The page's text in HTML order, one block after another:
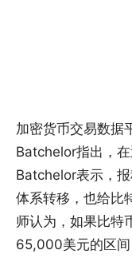
加密货币交易数据
Batchelor指出，在
Batchelor表示，
体系转移，也给比
师认为，如果比特
65,000美元的区